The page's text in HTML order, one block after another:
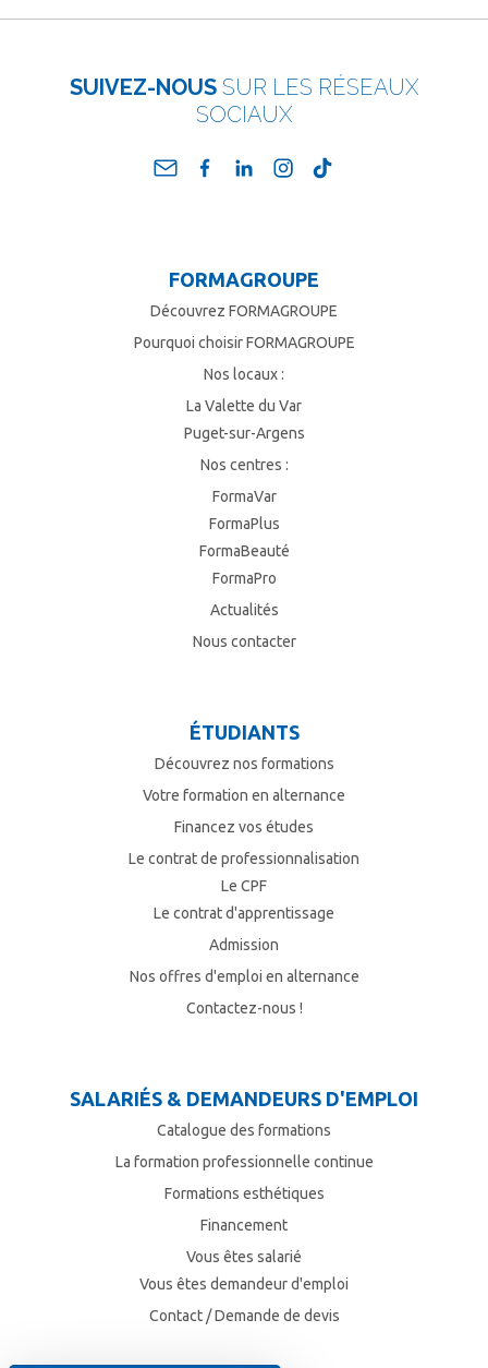
SUIVEZ-NOUS SUR LES RÉSEAUX
SOCIAUX
FORMAGROUPE
Découvrez FORMAGROUPE
Pourquoi choisir FORMAGROUPE
Nos locaux :
La Valette du Var
Puget-sur-Argens
Nos centres :
FormaVar
FormaPlus
FormaBeauté
FormaPro
Actualités
Nous contacter
ÉTUDIANTS
Découvrez nos formations
Votre formation en alternance
Financez vos études
Le contrat de professionnalisation
Le CPF
Le contrat d'apprentissage
Admission
Nos offres d'emploi en alternance
Contactez-nous !
SALARIÉS & DEMANDEURS D'EMPLOI
Catalogue des formations
La formation professionnelle continue
Formations esthétiques
Financement
Vous êtes salarié
Vous êtes demandeur d'emploi
Contact / Demande de devis